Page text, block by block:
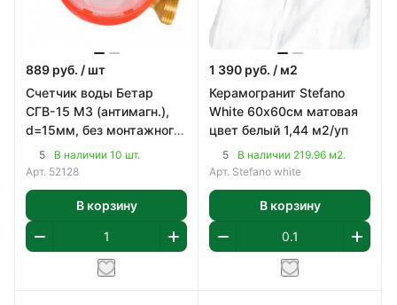
889 руб. / шт
Счетчик воды Бетар
СГВ-15 МЗ (антимагн.),
d=15мм, без монтажного
комплекта
5
В наличии 10 шт.
Арт. 52128
В корзину
1 390 руб. / м2
Керамогранит Stefano
White 60х60см матовая
цвет белый 1,44 м2/уп
5
В наличии 219.96 м2.
Арт. Stefano white
В корзину